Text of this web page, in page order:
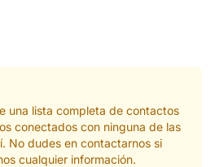
una lista completa de contactos
conectados con ninguna de las
No dudes en contactarnos si
cualquier información.